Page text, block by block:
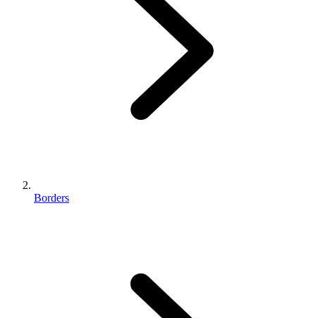
Borders